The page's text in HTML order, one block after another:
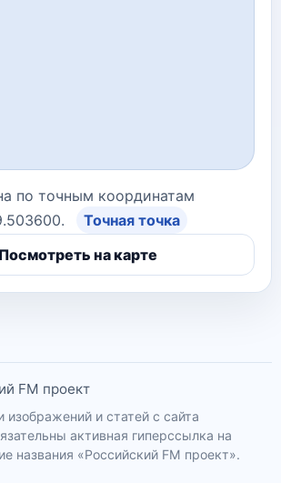
по точным координатам
Точная точка
Посмотреть на карте
FM проект
изображений и статей с сайта
активная гиперссылка на
названия «Российский FM проект».